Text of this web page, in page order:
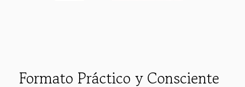
Formato Práctico y Consciente